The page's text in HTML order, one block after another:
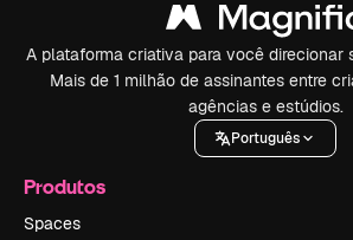
A plataforma criativa para você direcionar
Mais de 1 milhão de assinantes entre
agências e estúdios.
Português
Produtos
Spaces